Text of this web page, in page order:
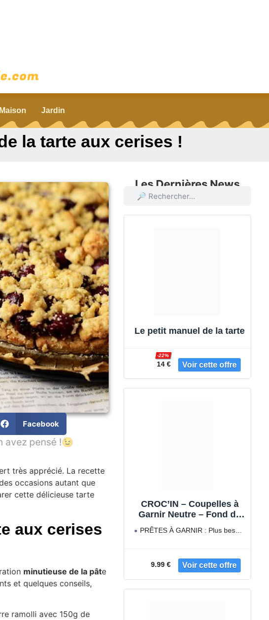
Maison Jardin
la tarte aux cerises !
Facebook
avez pensé !😉
très apprécié. La recette
occasions autant que
cette délicieuse tarte
aux cerises
minutieuse de la pâte
et quelques conseils,
ramolli avec 150g de
Les Dernières News
Le petit manuel de la tarte
14 €
-22%
CROC’IN – Coupelles à
Garnir Neutre – Fond de
Tarte Pour Pâtisserie ou
Apéritif – Confection
pièces
PRÊTES À GARNIR : Plus besoin
9.99 €